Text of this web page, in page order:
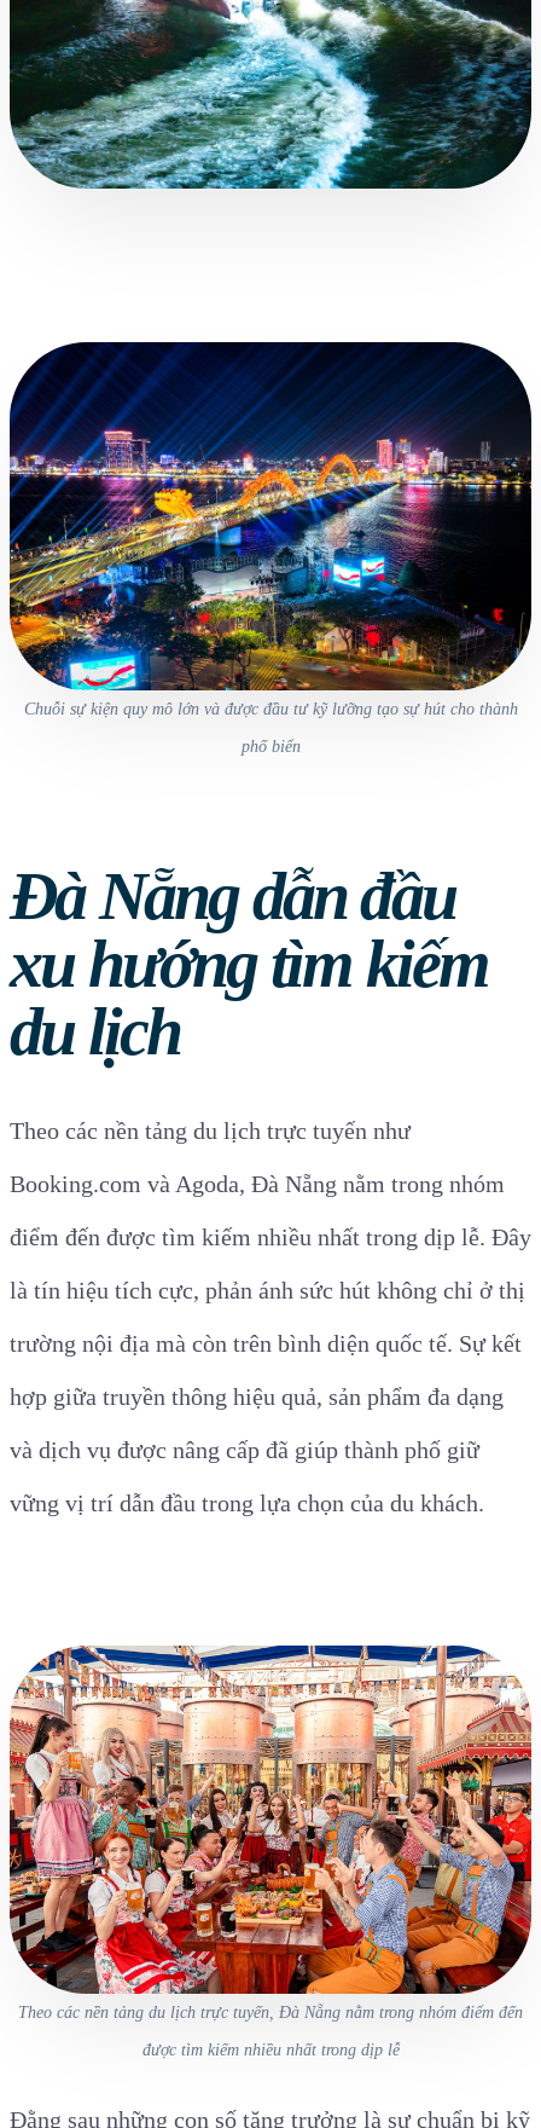
Chuỗi sự kiện quy mô lớn và được đầu tư kỹ lưỡng tạo sự hút cho thành
phố biển
Đà Nẵng dẫn đầu
xu hướng tìm kiếm
du lịch
Theo các nền tảng du lịch trực tuyến như
Booking.com và Agoda, Đà Nẵng nằm trong nhóm
điểm đến được tìm kiếm nhiều nhất trong dịp lễ. Đây
là tín hiệu tích cực, phản ánh sức hút không chỉ ở thị
trường nội địa mà còn trên bình diện quốc tế. Sự kết
hợp giữa truyền thông hiệu quả, sản phẩm đa dạng
và dịch vụ được nâng cấp đã giúp thành phố giữ
vững vị trí dẫn đầu trong lựa chọn của du khách.
Theo các nền tảng du lịch trực tuyến, Đà Nẵng nằm trong nhóm điểm đến
được tìm kiếm nhiều nhất trong dịp lễ
Đằng sau những con số tăng trưởng là sự chuẩn bị kỹ